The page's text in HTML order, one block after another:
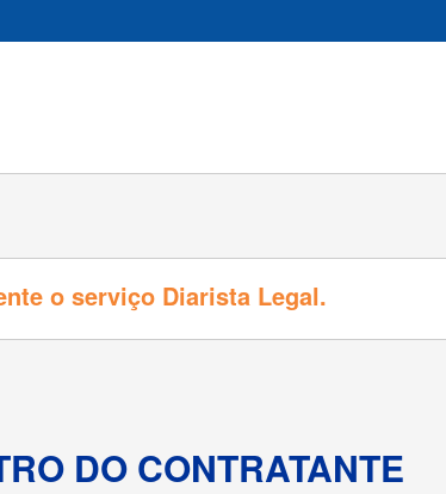
o serviço Diarista Legal.
DO CONTRATANTE